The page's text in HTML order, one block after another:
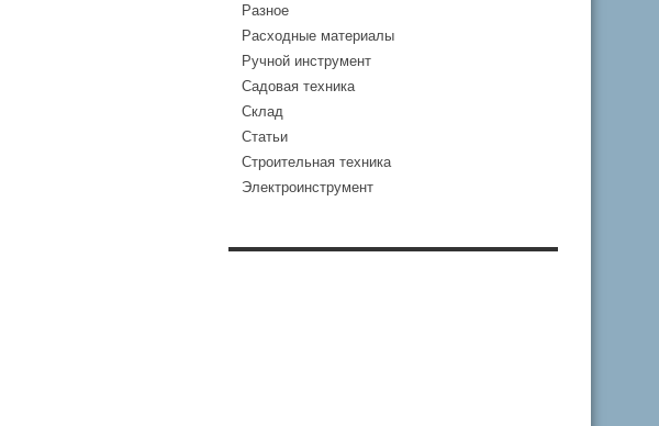
Разное
Расходные материалы
Ручной инструмент
Садовая техника
Склад
Статьи
Строительная техника
Электроинструмент